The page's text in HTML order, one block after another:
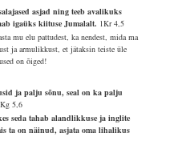
asjad ning teeb avalikuks
igaüks kiituse Jumalalt. 1Kr 4,5
mu elu pattudest, ka nendest, mida ma
ja armulikkust, et jätaksin teiste üle
on õiged!
ja palju sõnu, seal on ka palju
Kg 5,6
seda tahab alandlikkuse ja inglite
ta on näinud, asjata oma lihalikus